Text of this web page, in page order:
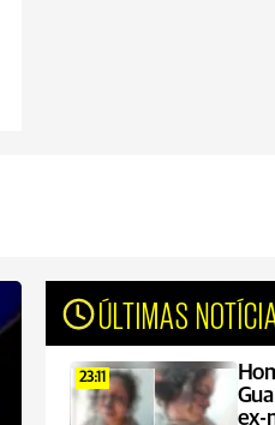
ÚLTIMAS
23:11
ex-